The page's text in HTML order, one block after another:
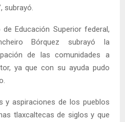
subrayó.
Educación Superior federal,
Bórquez subrayó la
de las comunidades a
ya que con su ayuda pudo
y aspiraciones de los pueblos
tlaxcaltecas de siglos y que